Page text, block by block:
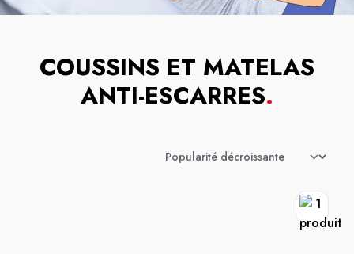
COUSSINS ET MATELAS
ANTI-ESCARRES.